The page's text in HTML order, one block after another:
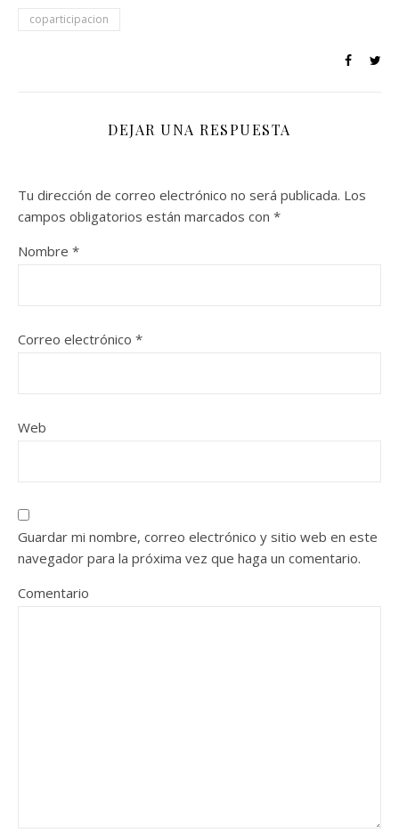
coparticipacion
DEJAR UNA RESPUESTA
Tu dirección de correo electrónico no será publicada. Los
campos obligatorios están marcados con *
Nombre *
Correo electrónico *
Web
Guardar mi nombre, correo electrónico y sitio web en este
navegador para la próxima vez que haga un comentario.
Comentario